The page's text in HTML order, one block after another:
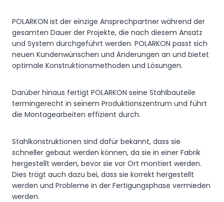
POLARKON ist der einzige Ansprechpartner während der
gesamten Dauer der Projekte, die nach diesem Ansatz
und System durchgeführt werden. POLARKON passt sich
neuen Kundenwünschen und Änderungen an und bietet
optimale Konstruktionsmethoden und Lösungen.
Darüber hinaus fertigt POLARKON seine Stahlbauteile
termingerecht in seinem Produktionszentrum und führt
die Montagearbeiten effizient durch.
Stahlkonstruktionen sind dafür bekannt, dass sie
schneller gebaut werden können, da sie in einer Fabrik
hergestellt werden, bevor sie vor Ort montiert werden.
Dies trägt auch dazu bei, dass sie korrekt hergestellt
werden und Probleme in der Fertigungsphase vermieden
werden.